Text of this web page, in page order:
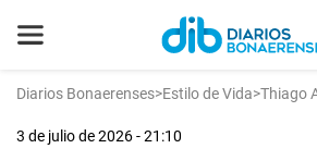
Diarios Bonaerenses>Estilo de Vida>Thiago
3 de julio de 2026 - 21:10